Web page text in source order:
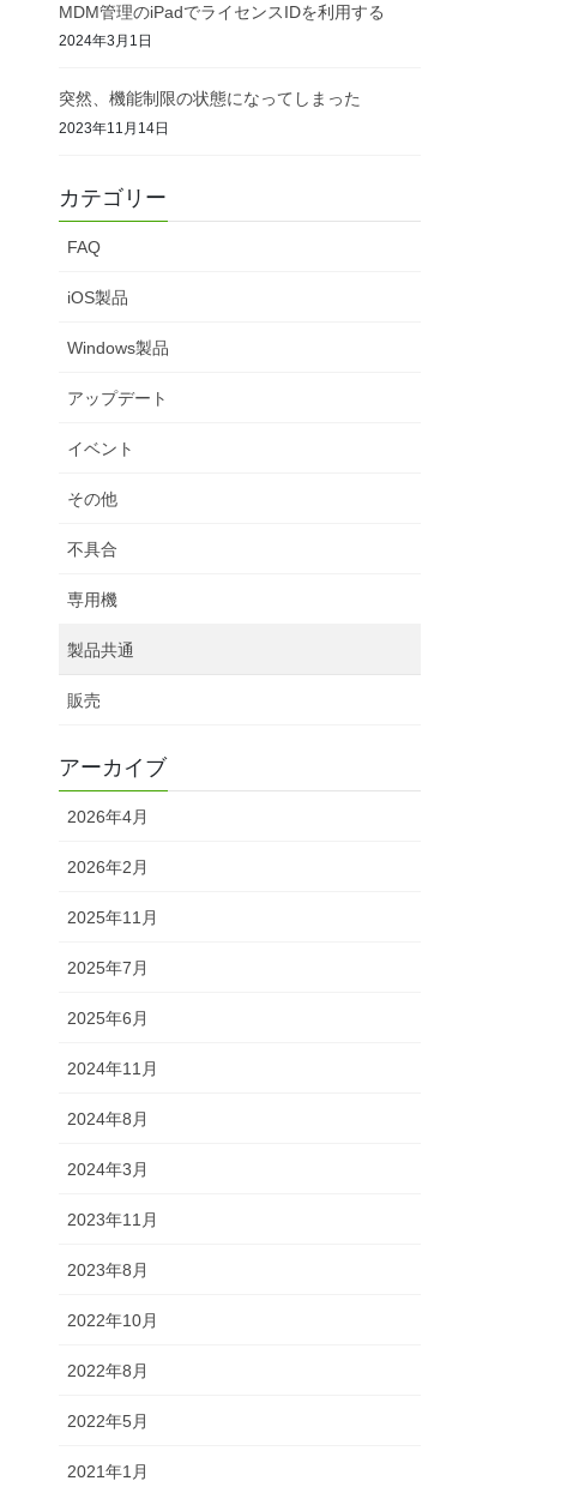
MDM管理のiPadでライセンスIDを利用する
2024年3月1日
突然、機能制限の状態になってしまった
2023年11月14日
カテゴリー
FAQ
iOS製品
Windows製品
アップデート
イベント
その他
不具合
専用機
製品共通
販売
アーカイブ
2026年4月
2026年2月
2025年11月
2025年7月
2025年6月
2024年11月
2024年8月
2024年3月
2023年11月
2023年8月
2022年10月
2022年8月
2022年5月
2021年1月